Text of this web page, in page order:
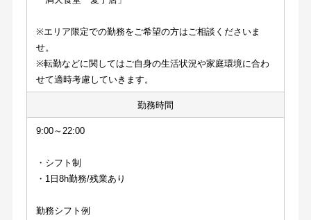
※エリア限定での勤務をご希望の方はご相談くださいま
せ。
※転勤などに関してはご自身の生活状況や家庭環境に合わ
せて適時考慮していきます。
勤務時間
9:00～22:00
・シフト制
・1日8h勤務/残業あり
勤務シフト例